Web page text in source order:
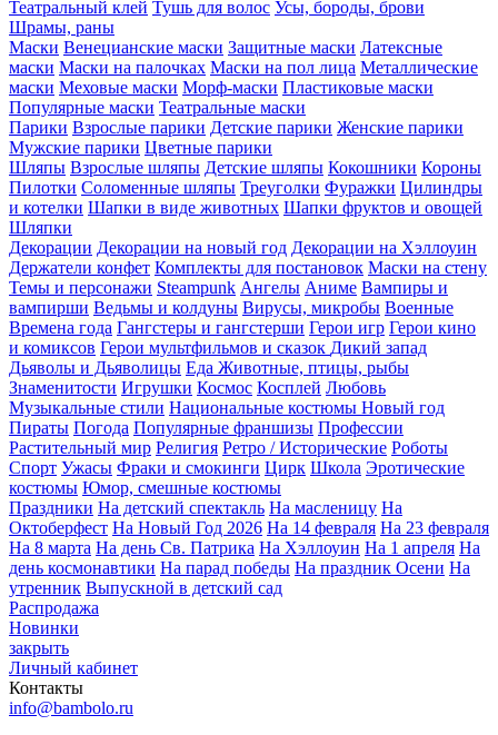
Театральный клей Тушь для волос Усы, бороды, брови
Шрамы, раны
Маски Венецианские маски Защитные маски Латексные
маски Маски на палочках Маски на пол лица Металлические
маски Меховые маски Морф-маски Пластиковые маски
Популярные маски Театральные маски
Парики Взрослые парики Детские парики Женские парики
Мужские парики Цветные парики
Шляпы Взрослые шляпы Детские шляпы Кокошники Короны
Пилотки Соломенные шляпы Треуголки Фуражки Цилиндры
и котелки Шапки в виде животных Шапки фруктов и овощей
Шляпки
Декорации Декорации на новый год Декорации на Хэллоуин
Держатели конфет Комплекты для постановок Маски на стену
Темы и персонажи Steampunk Ангелы Аниме Вампиры и
вампирши Ведьмы и колдуны Вирусы, микробы Военные
Времена года Гангстеры и гангстерши Герои игр Герои кино
и комиксов Герои мультфильмов и сказок Дикий запад
Дьяволы и Дьяволицы Еда Животные, птицы, рыбы
Знаменитости Игрушки Космос Косплей Любовь
Музыкальные стили Национальные костюмы Новый год
Пираты Погода Популярные франшизы Профессии
Растительный мир Религия Ретро / Исторические Роботы
Спорт Ужасы Фраки и смокинги Цирк Школа Эротические
костюмы Юмор, смешные костюмы
Праздники На детский спектакль На масленицу На
Октоберфест На Новый Год 2026 На 14 февраля На 23 февраля
На 8 марта На день Св. Патрика На Хэллоуин На 1 апреля На
день космонавтики На парад победы На праздник Осени На
утренник Выпускной в детский сад
Распродажа
Новинки
закрыть
Личный кабинет
Контакты
info@bambolo.ru